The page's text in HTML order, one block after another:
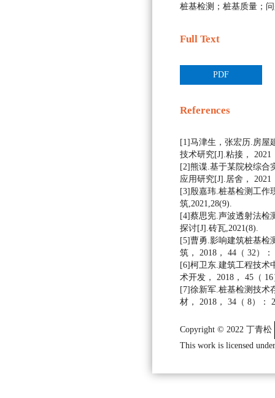
桩基检测；桩基质量；
Full Text
PDF
References
[1]马津生，张宏历.房屋
技术研究[J].粘接， 2021
[2]熊谍.基于某院校综合
应用研究[J].居舍， 2021
[3]殷嘉玮.桩基检测工作
筑,2021,28(9).
[4]蔡思宪.声波透射法检
探讨[J].砖瓦,2021(8).
[5]曹勇.影响建筑桩基检
筑， 2018， 44（ 32）：
[6]柯卫东.建筑工程技术
术开发， 2018， 45（
[7]徐新军.桩基检测技术
材， 2018， 34（ 8）：
Copyright © 2022 丁青松
This work is licensed